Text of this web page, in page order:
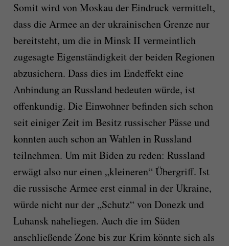
Somit wird von Moskau der Eindruck vermittelt,
dass die Armee an der ukrainischen Grenze nur
bereitsteht, um die in Minsk II vermeintlich
zugesagte Eigenständigkeit der beiden Regionen
abzusichern. Dass dies im Endeffekt eine
Anbindung an Russland bedeuten würde, ist
offenkundig. Die Einwohner befinden sich schon
seit einiger Zeit im Besitz russischer Pässe und
konnten auch schon an Wahlen in Russland
teilnehmen. Um mit Biden zu reden: Russland
erwägt also nur einen „kleineren“ Übergriff. Ist
die russische Armee erst einmal in der Ukraine,
würde nicht nur der „Schutz“ von Donezk und
Luhansk naheliegen. Auch die im Süden
anschließende Zone bis zur Krim könnte sich als